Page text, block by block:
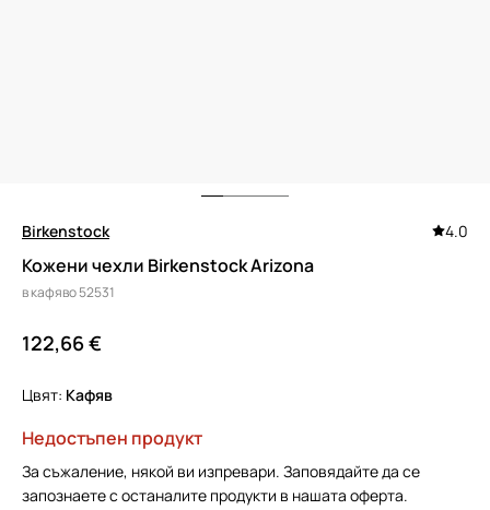
Birkenstock 4.0
Кожени чехли Birkenstock Arizona
в кафяво 52531
122,66 €
Цвят: кафяв
Недостъпен продукт
За съжаление, някой ви изпревари. Заповядайте да се
запознаете с останалите продукти в нашата оферта.